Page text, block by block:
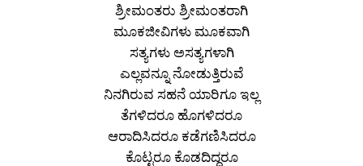
ಶ್ರೀಮಂತರು ಶ್ರೀಮಂತರಾಗಿ
ಮೂಕಜೀವಿಗಳು ಮೂಕವಾಗಿ
ಸತ್ಯಗಳು ಅಸತ್ಯಗಳಾಗಿ
ಎಲ್ಲವನ್ನೂ ನೋಡುತ್ತಿರುವೆ
ನಿನಗಿರುವ ಸಹನೆ ಯಾರಿಗೂ ಇಲ್ಲ
ತೆಗಳಿದರೂ ಹೊಗಳಿದರೂ
ಆರಾದಿಸಿದರೂ ಕಡೆಗಣಿಸಿದರೂ
ಕೊಟ್ಟರೂ ಕೊಡದಿದ್ದರೂ